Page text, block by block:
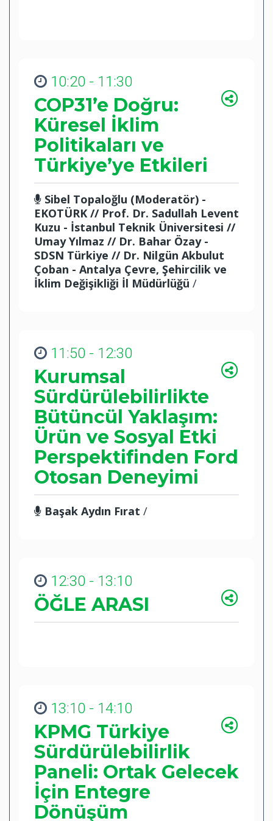
10:20 - 11:30
COP31’e Doğru:
Küresel İklim
Politikaları ve
Türkiye’ye Etkileri
Sibel Topaloğlu (Moderatör) -
EKOTÜRK // Prof. Dr. Sadullah Levent
Kuzu - İstanbul Teknik Üniversitesi //
Umay Yılmaz // Dr. Bahar Özay -
SDSN Türkiye // Dr. Nilgün Akbulut
Çoban - Antalya Çevre, Şehircilik ve
İklim Değişikliği İl Müdürlüğü /
11:50 - 12:30
Kurumsal
Sürdürülebilirlikte
Bütüncül Yaklaşım:
Ürün ve Sosyal Etki
Perspektifinden Ford
Otosan Deneyimi
Başak Aydın Fırat /
12:30 - 13:10
ÖĞLE ARASI
13:10 - 14:10
KPMG Türkiye
Sürdürülebilirlik
Paneli: Ortak Gelecek
İçin Entegre
Dönüşüm